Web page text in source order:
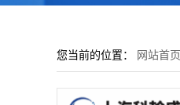
您当前的位置： 网站首页